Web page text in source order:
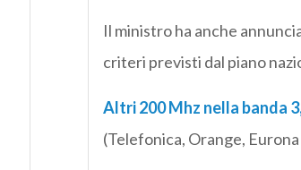
Il ministro ha anche
criteri previsti dal piano
Altri 200 Mhz nella banda
(Telefonica, Orange,